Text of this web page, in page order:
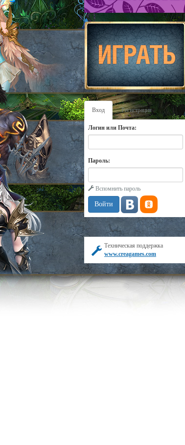
Вход Регистрация
Логин или Почта:
Пароль:
Вспомнить пароль
Техническая поддержка
www.creagames.com